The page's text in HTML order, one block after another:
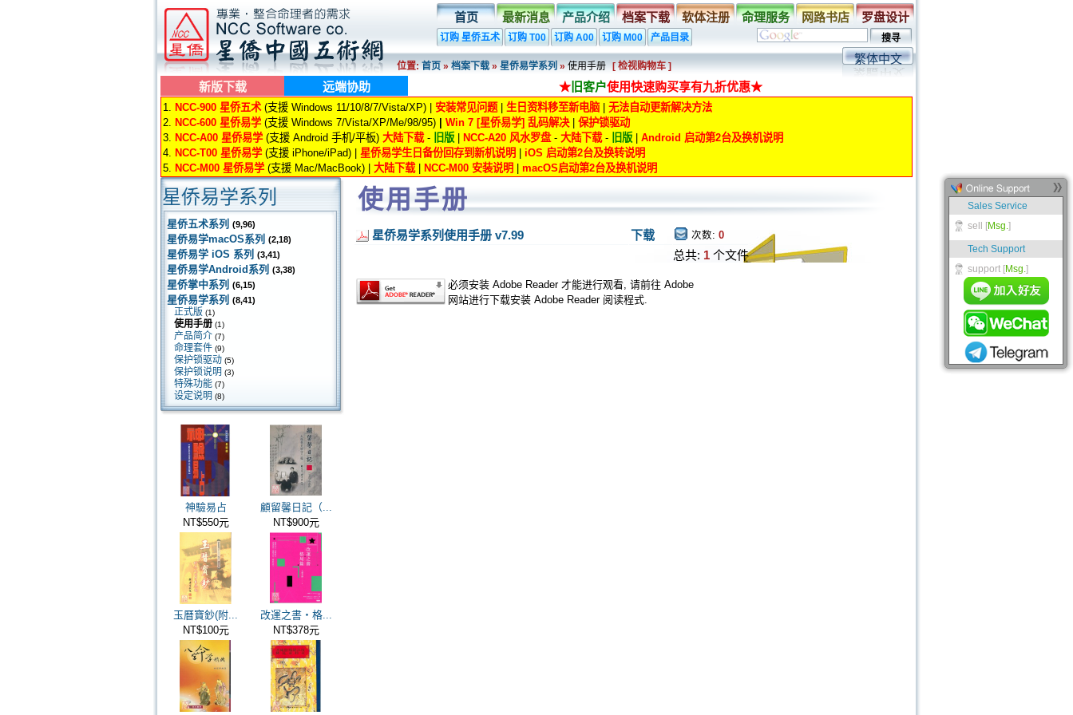
首页 最新消息 产品介绍 档案下载 软体注册 命理服务 网路书店 罗盘设计
订购 星侨五术 订购 T00 订购 A00 订购 M00 产品目录
位置:首页»档案下载»星侨易学系列»使用手册 [ 检视购物车 ]
繁体中文
新版下载 远端协助 ★旧客户使用快速购买享有九折优惠★
1. NCC-900 星侨五术(支援 Windows 11/10/8/7/Vista/XP) | 安装常见问题| 生日资料移至新电脑
无法自动更新解决方法
2. NCC-600 星侨易学(支援 Windows 7/Vista/XP/Me/98/95) Win 7 [星侨易学] 乱码解决| 保护锁驱动
3. NCC-A00 星侨易学(支援 Android 手机/平板) 大陆下载- 旧版 NCC-A20 风水罗盘- 大陆下载- 旧版
Android 启动第2台及换机说明
4. NCC-T00 星侨易学(支援 iPhone/iPad) | 星侨易学生日备份回存到新机说明
iOS 启动第2台及换转说明
5. NCC-M00 星侨易学(支援 Mac/MacBook) | 大陆下载| NCC-M00 安装说明 macOS启动第2台及换机说明
星侨易学系列
星侨五术系列 (9,96)
星侨易学macOS系列 (2,18)
星侨易学 iOS 系列 (3,41)
星侨易学Android系列 (3,38)
星侨掌中系列 (6,15)
星侨易学系列 (8,41)
正式版 (1)
使用手册 (1)
产品简介 (7)
命理套件 (9)
保护锁驱动 (5)
保护锁说明 (3)
特殊功能 (7)
设定说明 (8)
神驗易占
NT$550元
顧留馨日記（...
NT$900元
玉曆寶鈔(附...
NT$100元
改運之書‧格...
NT$378元
使用手册
星侨易学系列使用手册 v7.99 下载 次数: 0
总共: 1 个文件
必须安装 Adobe Reader 才能进行观看, 请前往 Adobe
网站进行下载安装 Adobe Reader 阅读程式.